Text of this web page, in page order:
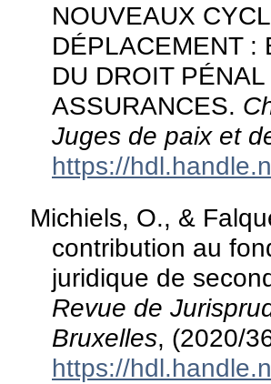
NOUVEAUX
DÉPLACEMENT :
DU DROIT
ASSURANCES.
Juges de paix et
https://
Michiels, O., &
contribution au
juridique de
Revue de
Bruxelles, (2020/
https://